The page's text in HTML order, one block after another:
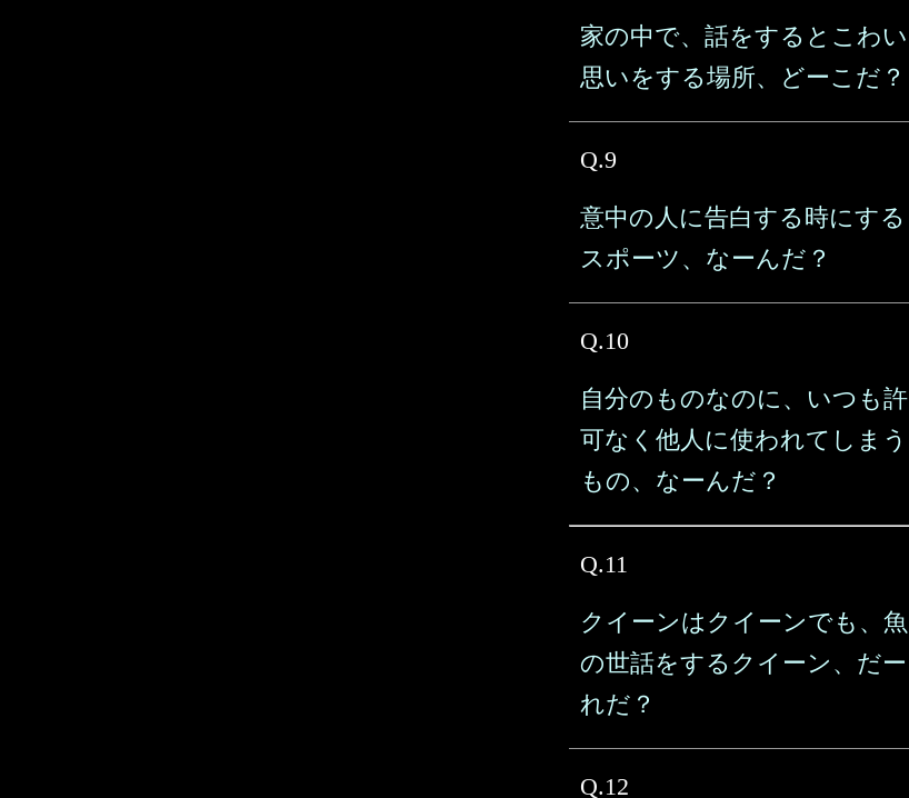
家の中で、話をするとこわい
思いをする場所、どーこだ？
Q.9
意中の人に告白する時にする
スポーツ、なーんだ？
Q.10
自分のものなのに、いつも許
可なく他人に使われてしまう
もの、なーんだ？
Q.11
クイーンはクイーンでも、魚
の世話をするクイーン、だー
れだ？
Q.12